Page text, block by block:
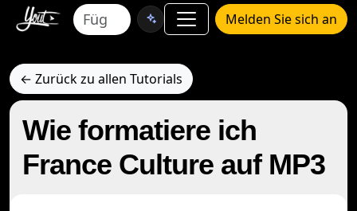
Melden Sie sich an
← Zurück zu allen Tutorials
Wie formatiere ich
France Culture auf MP3